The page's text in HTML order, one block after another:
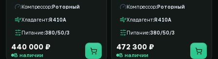
Компрессор Роторный
Хладагент R410A
Питание 380/50/3
440 000 ₽
В наличии
Компрессор Роторный
Хладагент R410A
Питание 380/50/3
472 300 ₽
В наличии